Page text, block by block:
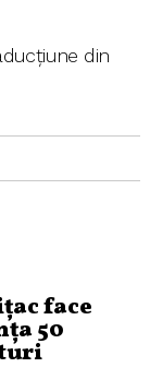
din
face
50